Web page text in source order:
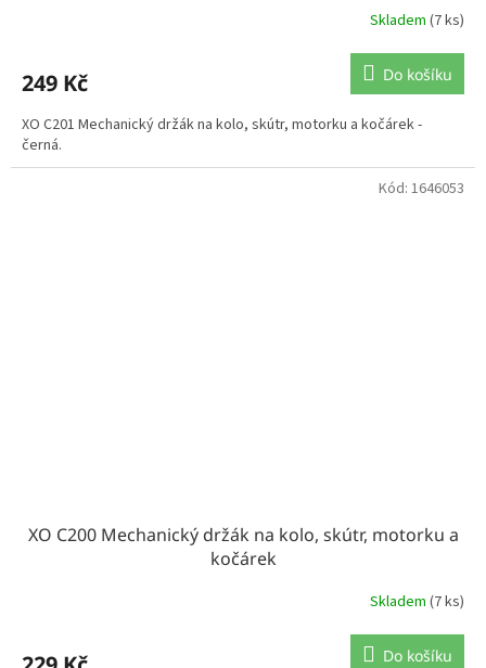
Skladem (7 ks)
249 Kč Do košíku
XO C201 Mechanický držák na kolo, skútr, motorku a kočárek -
černá.
XO C200 Mechanický držák na kolo, skútr, motorku a
kočárek
Skladem (7 ks)
Do košíku
Kód: 1646053